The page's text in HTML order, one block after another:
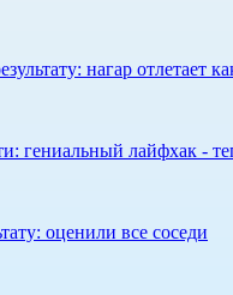
нагар отлетает
лайфхак -
оценили все соседи